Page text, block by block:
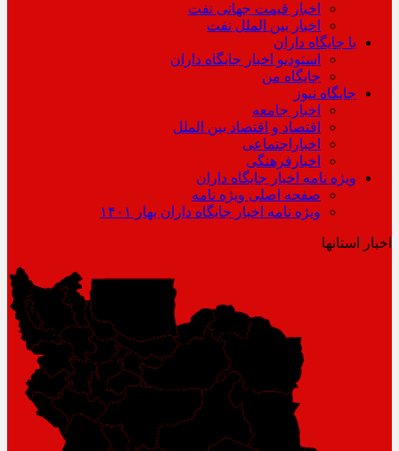
اخبار قیمت جهانی نفت
اخبار بین الملل نفت
با جایگاه داران
استودیو اخبار جایگاه داران
جایگاه من
جایگاه نیوز
اخبار جامعه
اقتصاد و اقتصاد بین الملل
اخباراجتماعی
اخبارفرهنگی
ویژه نامه اخبار جایگاه داران
صفحه اصلی ویژه نامه
ویژه نامه اخبار جایگاه داران بهار ۱۴۰۱
اخبار استانها